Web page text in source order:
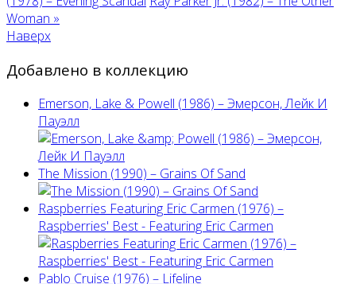
Woman »
Наверх
Добавлено в коллекцию
Emerson, Lake & Powell (1986) ‎– Эмерсон, Лейк И
Пауэлл
The Mission (1990) – Grains Of Sand
Raspberries Featuring Eric Carmen (1976) –
Raspberries' Best - Featuring Eric Carmen
Pablo Cruise (1976) – Lifeline